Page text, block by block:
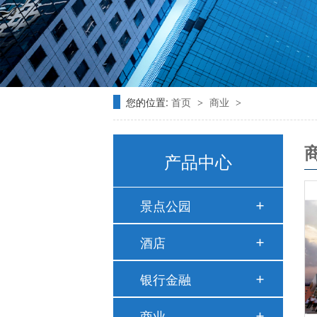
您的位置: 首页 > 商业 >
产品中心
景点公园
酒店
银行金融